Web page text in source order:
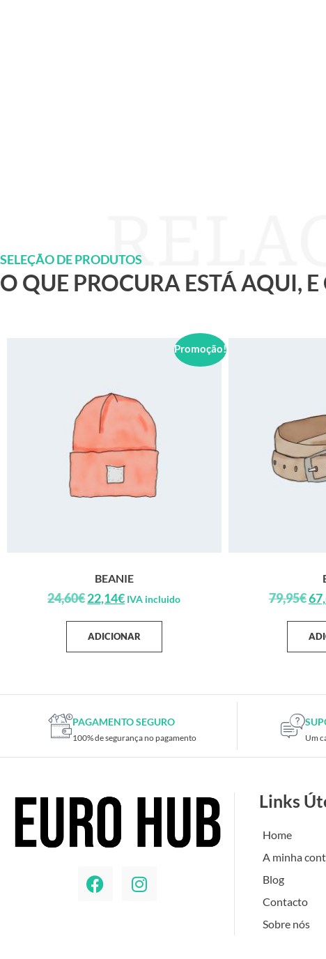
SELEÇÃO DE PRODUTOS
O QUE PROCURA ESTÁ AQUI,
Promoção!
BEANIE
24,60€22,14€ IVA incluido
ADICIONAR
79,95€
PAGAMENTO SEGURO
100% de segurança no pagamento Um
Links
Home
A minha
Blog
Contacto
Sobre nós